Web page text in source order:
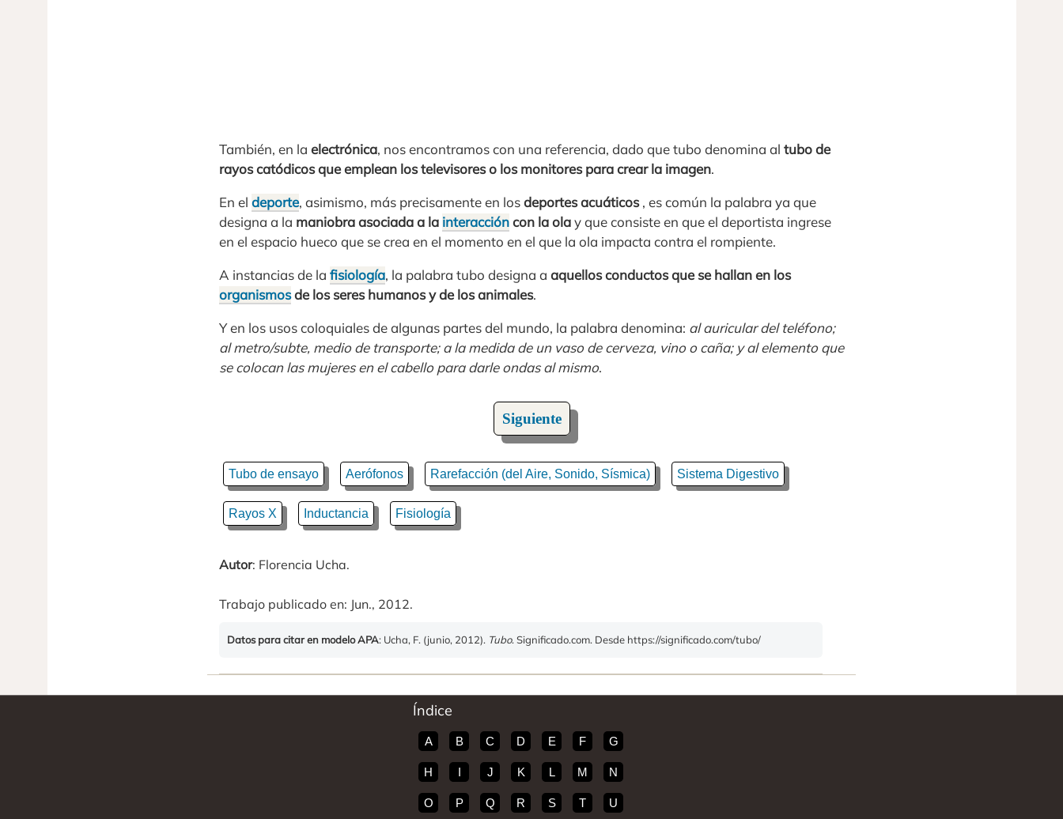
También, en la electrónica, nos encontramos con una referencia, dado que tubo denomina al tubo de
rayos catódicos que emplean los televisores o los monitores para crear la imagen.
En el deporte, asimismo, más precisamente en losdeportes acuáticos, es común la palabra ya que
designa a la maniobra asociada a la interaccióncon la olay que consiste en que el deportista ingrese
en el espacio hueco que se crea en el momento en el que la ola impacta contra el rompiente.
A instancias de la fisiología, la palabra tubo designa a aquellos conductos que se hallan en los
organismosde los seres humanos y de los animales.
Y en los usos coloquiales de algunas partes del mundo, la palabra denomina: al auricular del teléfono;
al metro/subte, medio de transporte; a la medida de un vaso de cerveza, vino o caña; y al elemento que
se colocan las mujeres en el cabello para darle ondas al mismo.
Siguiente
Tubo de ensayo Aerófonos Rarefacción (del Aire, Sonido, Sísmica) Sistema Digestivo
Rayos X Inductancia Fisiología
Autor: Florencia Ucha.
Trabajo publicado en: Jun., 2012.
Datos para citar en modelo APA: Ucha, F. (junio, 2012). Tubo. Significado.com. Desde https://significado.com/tubo/
Índice
A B C D E F G
H I J K L M N
O P Q R S T U